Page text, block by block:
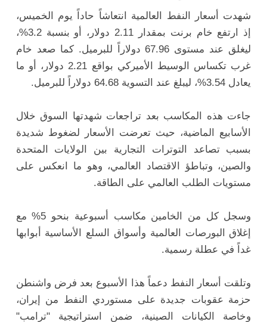
شهدت أسعار النفط العالمية انتعاشاً حاداً يوم الخميس،
إذ ارتفع خام برنت بمقدار 2.11 دولار، أو بنسبة 3.2%،
ليغلق عند مستوى 67.96 دولاراً للبرميل. كما صعد خام
غرب تكساس الوسيط الأميركي بواقع 2.21 دولار، أو ما
يعادل 3.54%، ليبلغ عند التسوية 64.68 دولاراً للبرميل.
جاءت هذه المكاسب بعد تراجعات شهدتها السوق خلال
الأسابيع الماضية، حيث تعرضت الأسعار لضغوط شديدة
بسبب تصاعد التوترات التجارية بين الولايات المتحدة
والصين، وتباطؤ الاقتصاد العالمي، وهو ما انعكس على
مستويات الطلب العالمي على الطاقة.
وسجل كل من الخامين مكاسب أسبوعية بنحو 5% مع
إغلاق البورصات العالمية وأسواق السلع الأساسية أبوابها
غداً في عطلة رسمية.
وتلقت أسعار النفط دعماً هذا الأسبوع بعد فرض واشنطن
حزمة عقوبات جديدة على مستوردي النفط من إيران،
وخاصة الكيانات الصينية، ضمن استراتيجية "ترامب"